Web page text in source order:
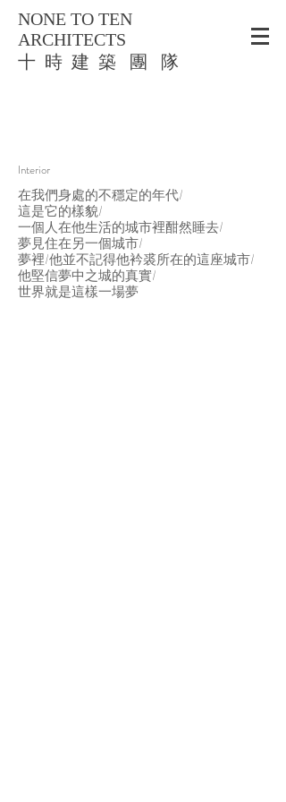
NONE TO TEN
ARCHITECTS
​十 時 建 築 團 隊
Interior
在我們身處的不穩定的年代/
這是它的樣貌/
一個人在他生活的城市裡酣然睡去/
夢見住在另一個城市/
夢裡/他並不記得他衿裘所在的這座城市/
他堅信夢中之城的真實/
世界就是這樣一場夢